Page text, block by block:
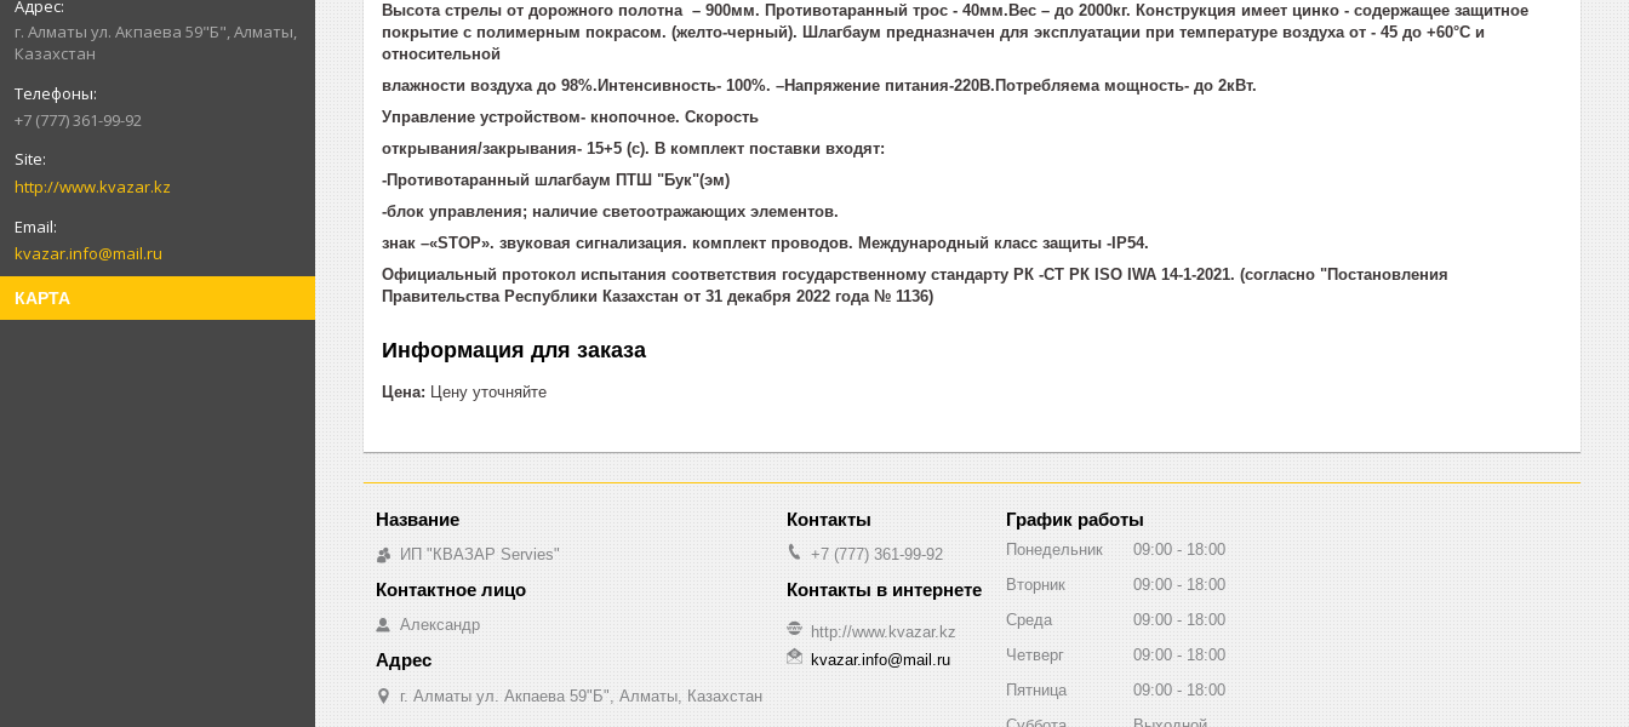
г. Алматы ул. Акпаева 59"Б", Алматы,
Казахстан
+7 (777) 361-99-92
http://www.kvazar.kz
kvazar.info@mail.ru
КАРТА
Высота стрелы от дорожного полотна – 900мм. Противотаранный трос - 40мм.Вес – до 2000кг. Конструкция имеет цинко - содержащее защитное
покрытие с полимерным покрасом. (желто-черный). Шлагбаум предназначен для эксплуатации при температуре воздуха от - 45 до +60°С и
относительной
влажности воздуха до 98%.Интенсивность- 100%. –Напряжение питания-220В.Потребляема мощность- до 2кВт.
Управление устройством- кнопочное. Скорость
открывания/закрывания- 15+5 (с). В комплект поставки входят:
-Противотаранный шлагбаум ПТШ "Бук"(эм)
-блок управления; наличие светоотражающих элементов.
знак –«STOP». звуковая сигнализация. комплект проводов. Международный класс защиты -IP54.
Официальный протокол испытания соответствия государственному стандарту РК -СТ РК ISO IWA 14-1-2021. (согласно "Постановления
Правительства Республики Казахстан от 31 декабря 2022 года № 1136)
Информация для заказа
Цена: Цену уточняйте
ИП "КВАЗАР Servies"
Александр
г. Алматы ул. Акпаева 59"Б", Алматы, Казахстан
+7 (777) 361-99-92
http://www.kvazar.kz
kvazar.info@mail.ru
График работы
Понедельник 09:00
18:00
Вторник
09:00
18:00
Среда
09:00
18:00
Четверг
09:00
18:00
Пятница
09:00
18:00